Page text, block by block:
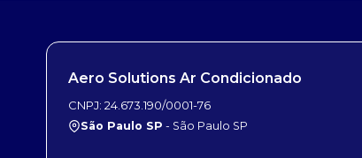
Aero Solutions Ar Condicionado
CNPJ: 24.673.190/0001-76
São Paulo SP - São Paulo SP